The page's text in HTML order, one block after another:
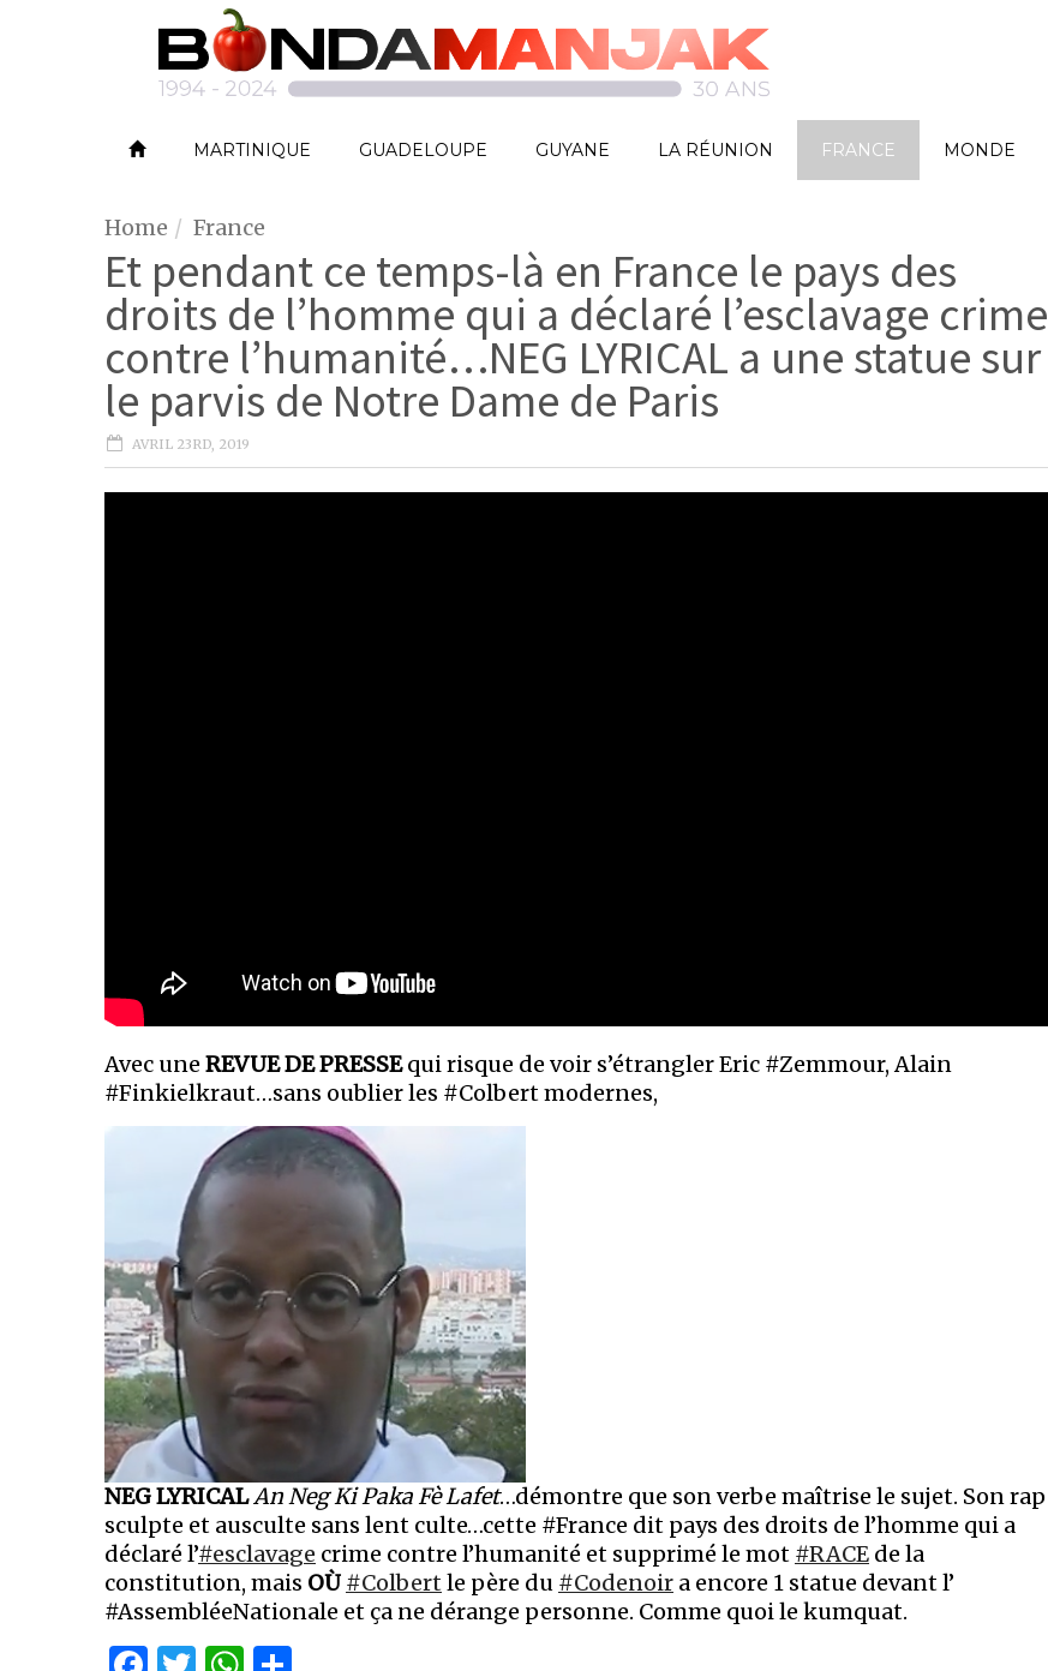
MARTINIQUE GUADELOUPE GUYANE LA RÉUNION FRANCE MONDE
Home France
Et pendant ce temps-là en France le pays des
droits de l’homme qui a déclaré l’esclavage crime
contre l’humanité…NEG LYRICAL a une statue sur
le parvis de Notre Dame de Paris
AVRIL 23RD, 2019
Avec une REVUE DE PRESSEqui risque de voir s’étrangler Eric #Zemmour, Alain
#Finkielkraut…sans oublier les #Colbert modernes,
NEG LYRICALAn Neg Ki Paka Fè Lafet…démontre que son verbe maîtrise le sujet. Son rap
sculpte et ausculte sans lent culte…cette #France dit pays des droits de l’homme qui a
déclaré l’#esclavage crime contre l’humanité et supprimé le mot #RACE de la
constitution, mais OÙ #Colbert le père du #Codenoir a encore 1 statue devant l’
#AssembléeNationale et ça ne dérange personne. Comme quoi le kumquat.